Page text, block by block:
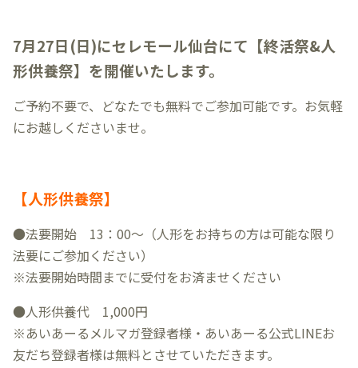
7月27日(日)にセレモール仙台にて【終活祭&人
形供養祭】を開催いたします。
ご予約不要で、どなたでも無料でご参加可能です。お気軽
にお越しくださいませ。
【人形供養祭】
●法要開始 13：00～（人形をお持ちの方は可能な限り
法要にご参加ください）
※法要開始時間までに受付をお済ませください
●人形供養代 1,000円
※あいあーるメルマガ登録者様・あいあーる公式LINEお
友だち登録者様は無料とさせていただきます。